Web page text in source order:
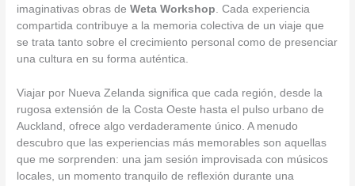
imaginativas obras deWeta Workshop. Cada experiencia
compartida contribuye a la memoria colectiva de un viaje que
se trata tanto sobre el crecimiento personal como de presenciar
una cultura en su forma auténtica.
Viajar por Nueva Zelanda significa que cada región, desde la
rugosa extensión de la Costa Oeste hasta el pulso urbano de
Auckland, ofrece algo verdaderamente único. A menudo
descubro que las experiencias más memorables son aquellas
que me sorprenden: una jam sesión improvisada con músicos
locales, un momento tranquilo de reflexión durante una